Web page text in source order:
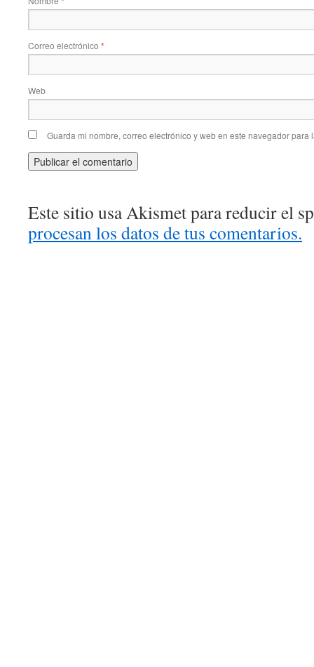
Correo electrónico *
Web
Guarda mi nombre, correo electrónico y web en este navegador para
Este sitio usa Akismet para reducir el
procesan los datos de tus comentarios.